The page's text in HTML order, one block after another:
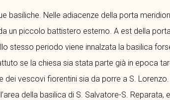
basiliche. Nelle adiacenze della porta
un piccolo battistero esterno. A est della
stesso periodo viene innalzata la basilica
se la chiesa sia stata parte già in epoca
vescovi fiorentini sia da porre a S.
della basilica di S. Salvatore-S. Reparata,